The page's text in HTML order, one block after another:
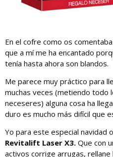
En el cofre como os
que a mí me ha encantado
tenía hasta ahora son blandos.
Me parece muy práctico para
muchas veces (metiendo todo
neceseres) alguna cosa ha
duro es mucho más difícil que
Yo para este especial navidad
Revitalift Laser X3. Que con
activos corrige arrugas,